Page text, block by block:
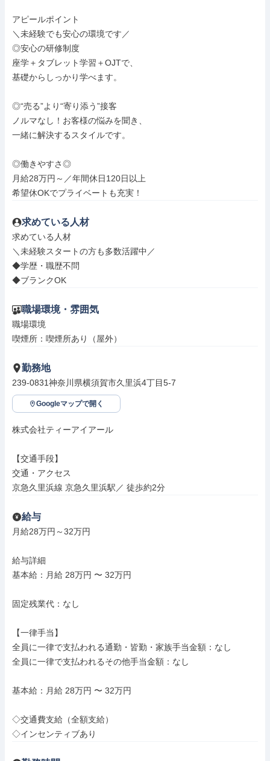
アピールポイント
＼未経験でも安心の環境です／
◎安心の研修制度
座学＋タブレット学習＋OJTで、
基礎からしっかり学べます。
◎“売る”より“寄り添う”接客
ノルマなし！お客様の悩みを聞き、
一緒に解決するスタイルです。
◎働きやすさ◎
月給28万円～／年間休日120日以上
希望休OKでプライベートも充実！
求めている人材
求めている人材
＼未経験スタートの方も多数活躍中／
◆学歴・職歴不問
◆ブランクOK
職場環境・雰囲気
職場環境
喫煙所：喫煙所あり（屋外）
勤務地
239-0831神奈川県横須賀市久里浜4丁目5-7
Googleマップで開く
株式会社ティーアイアール
【交通手段】
交通・アクセス
京急久里浜線 京急久里浜駅／ 徒歩約2分
給与
月給28万円～32万円
給与詳細
基本給：月給 28万円 〜 32万円
固定残業代：なし
【一律手当】
全員に一律で支払われる通勤・皆勤・家族手当金額：なし
全員に一律で支払われるその他手当金額：なし
基本給：月給 28万円 〜 32万円
◇交通費支給（全額支給）
◇インセンティブあり